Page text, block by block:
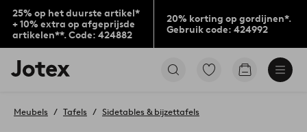
25% op het duurste artikel*
+ 10% extra op afgeprijsde
artikelen**. Code: 424882
20% korting op gordijnen*.
Gebruik code: 424992
Jotex
logo
to
Ga
Go
Meubels Tafels Sidetables & bijzettafels